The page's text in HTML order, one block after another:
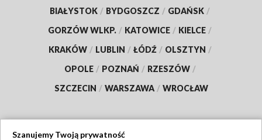
BIAŁYSTOK / BYDGOSZCZ / GDAŃSK /
GORZÓW WLKP. / KATOWICE / KIELCE /
KRAKÓW / LUBLIN / ŁÓDŹ / OLSZTYN /
OPOLE / POZNAŃ / RZESZÓW /
SZCZECIN / WARSZAWA / WROCŁAW
Szanujemy Twoją prywatność